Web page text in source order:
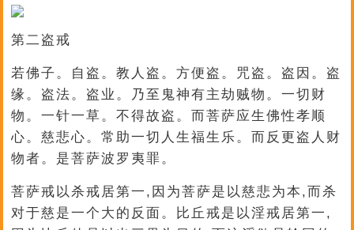
第二盗戒
若佛子。自盗。教人盗。方便盗。咒盗。盗因。盗
缘。盗法。盗业。乃至鬼神有主劫贼物。一切财
物。一针一草。不得故盗。而菩萨应生佛性孝顺
心。慈悲心。常助一切人生福生乐。而反更盗人财
物者。是菩萨波罗夷罪。
菩萨戒以杀戒居第一,因为菩萨是以慈悲为本,而杀
对于慈是一个大的反面。比丘戒是以淫戒居第一,